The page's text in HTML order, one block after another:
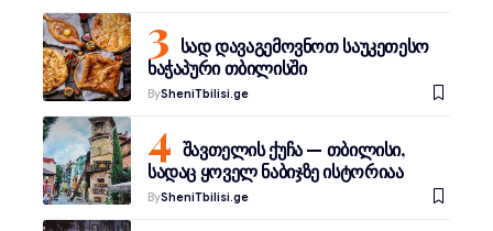
სად დავაგემოვნოთ საუკეთესო
ხაჭაპური თბილისში
BySheniTbilisi.ge
შავთელის ქუჩა — თბილისი,
სადაც ყოველ ნაბიჯზე ისტორიაა
BySheniTbilisi.ge